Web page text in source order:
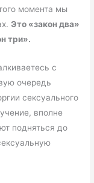
момента мы
Это «закон два»
три».
с
очередь
сексуального
вполне
подняться до